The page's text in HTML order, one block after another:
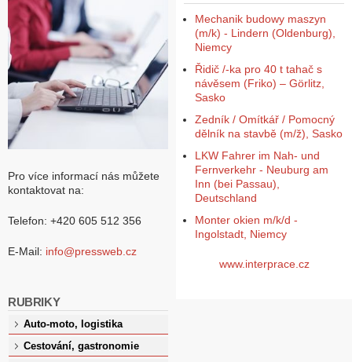
Pro více informací nás můžete
kontaktovat na:
Telefon: +420 605 512 356
E-Mail: info@pressweb.cz
RUBRIKY
Auto-moto, logistika
Cestování, gastronomie
Mechanik budowy maszyn
(m/k) - Lindern (Oldenburg),
Niemcy
Řidič /-ka pro 40 t tahač s
návěsem (Friko) – Görlitz,
Sasko
Zedník / Omítkář / Pomocný
dělník na stavbě (m/ž), Sasko
LKW Fahrer im Nah- und
Fernverkehr - Neuburg am
Inn (bei Passau),
Deutschland
Monter okien m/k/d -
Ingolstadt, Niemcy
www.interprace.cz